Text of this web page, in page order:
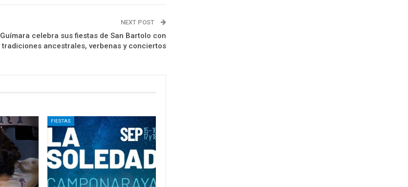
NEXT POST
Guímara celebra sus fiestas de San Bartolo con
tradiciones ancestrales, verbenas y conciertos
FIESTAS